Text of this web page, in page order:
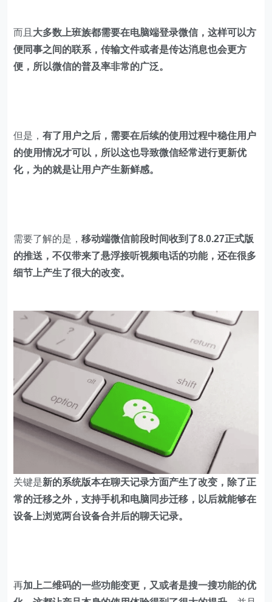
而且 大多数上班族都需要在电脑端登录微信，这样可以方
便同事之间的联系，传输文件或者是传达消息也会更方
便，所以微信的普及率非常的广泛。
但是，有了用户之后，需要在后续的使用过程中稳住用户
的使用情况才可以，所以这也导致微信经常进行更新优
化，为的就是让用户产生新鲜感。
需要了解的是，移动端微信前段时间收到了8.0.27正式版
的推送，不仅带来了悬浮接听视频电话的功能，还在很多
细节上产生了很大的改变。
关键是新的系统版本在聊天记录方面产生了改变，除了正
常的迁移之外，支持手机和电脑同步迁移，以后就能够在
设备上浏览两台设备合并后的聊天记录。
再加上二维码的一些功能变更，又或者是搜一搜功能的优